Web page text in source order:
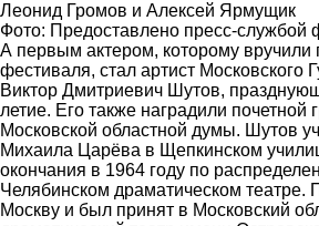
Леонид Громов и Алексей Ярмущик
Фото: Предоставлено пресс-службой
А первым актером, которому вручили
фестиваля, стал артист Московского
Виктор Дмитриевич Шутов,
летие. Его также наградили почетной
Московской областной думы. Шутов
Михаила Царёва в Щепкинском
окончания в 1964 году по
Челябинском драматическом театре.
Москву и был принят в Московский